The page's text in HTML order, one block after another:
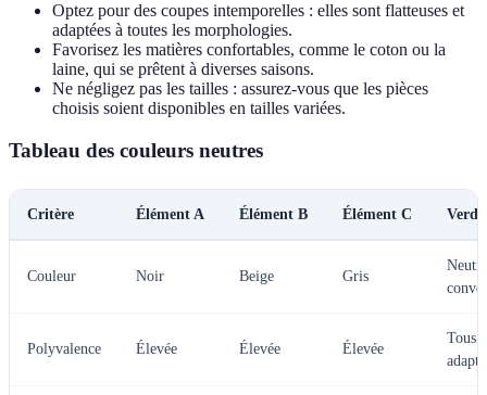
Optez pour des coupes intemporelles : elles sont flatteuses et
adaptées à toutes les morphologies.
Favorisez les matières confortables, comme le coton ou la
laine, qui se prêtent à diverses saisons.
Ne négligez pas les tailles : assurez-vous que les pièces
choisis soient disponibles en tailles variées.
Tableau des couleurs neutres
Critère Élément A Élément B Élément C
Couleur Noir Beige Gris
Polyvalence Élevée Élevée Élevée
Tous